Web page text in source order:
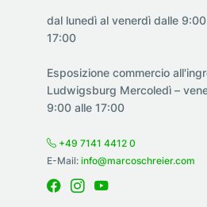
dal lunedì al venerdì dalle
17:00
Esposizione commercio
Ludwigsburg Mercoledì –
9:00 alle 17:00
+49 7141 4412 0
E-Mail: info@marcoschreier.com